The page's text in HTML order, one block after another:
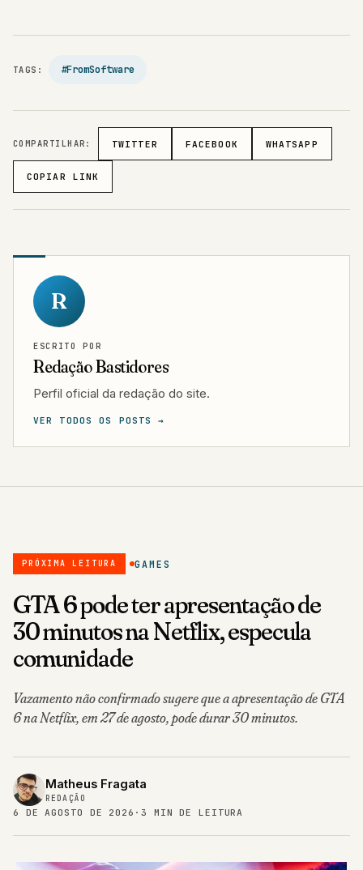
TAGS: #FromSoftware
COMPARTILHAR: TWITTER FACEBOOK WHATSAPP
COPIAR LINK
R
ESCRITO POR
Redação Bastidores
Perfil oficial da redação do site.
VER TODOS OS POSTS →
PRÓXIMA LEITURA GAMES
GTA 6 pode ter apresentação de
30 minutos na Netflix, especula
comunidade
Vazamento não confirmado sugere que a apresentação de GTA
6 na Netflix, em 27 de agosto, pode durar 30 minutos.
Matheus Fragata
REDAÇÃO
6 DE AGOSTO DE 2026 · 3 MIN DE LEITURA